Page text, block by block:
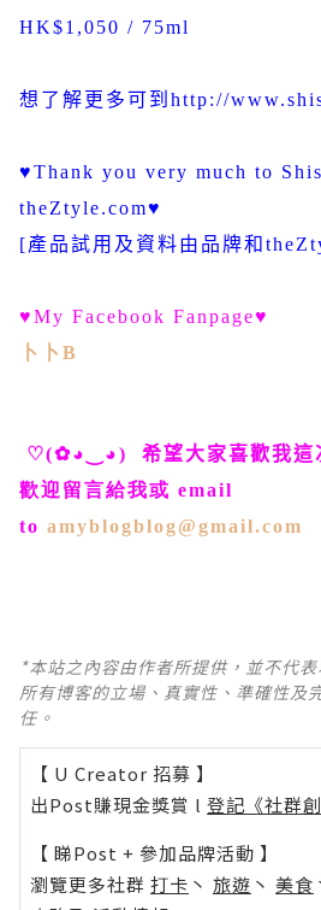
HK$1,050 / 75ml
想了解更多可到 http://
♥Thank you very much to
theZtyle.com♥
[產品試用及資料由品牌和
♥My Facebook Fanpage♥
卜卜B
♡(✿◕‿◕) 希望大家喜歡我這
歡迎留言給我或 email
to amyblogblog@gmail.com
*本站之內容由作者所提供，並不代
所有博客的立場、真實性、準確性及
任。
【 U Creator 招募 】
出Post賺現金獎賞 l 登記《社群
【 睇Post + 參加品牌活動 】
瀏覽更多社群 打卡 丶 旅遊 丶 美食